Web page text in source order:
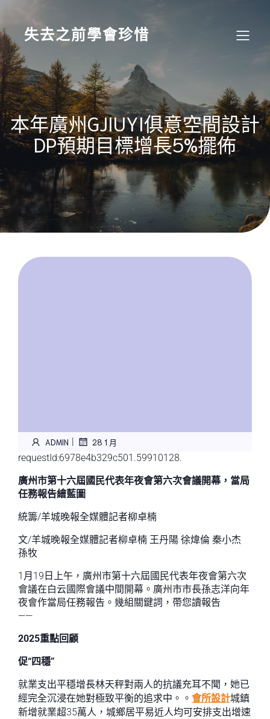
content
失去之前學會珍惜
本年廣州GJIUYI俱意空間設計
DP預期目標增長5%擺佈
ADMIN | 28 1 月
requestId:6978e4b329c501.59910128.
廣州市第十六屆國民代表年夜會第六次會議開幕，當局
任務報告繪藍圖
統籌/羊城晚報全媒體記者柳卓楠
文/羊城晚報全媒體記者柳卓楠 王丹陽 徐煒倫 秦小杰
孫牧
1月19日上午，廣州市第十六屆國民代表年夜會第六次
會議在白云國際會議中間開幕。廣州市市長孫志洋向年
夜會作當局任務報告。幾組關鍵詞，帶您讀報告
——
2025重點回顧
促“四穩”
就業支出平穩增長林天秤對兩人的抗議充耳不聞，她已
經完全沉浸在她對極致平衡的追求中。。 會所設計城鎮
新增就業超35萬人，城鄉居平易近人均可安排支出增速